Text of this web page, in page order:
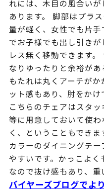
れには、木目の風合い
あります。 脚部はプラ
量が軽く、女性でも片
でお子様でも出し引き
レス無く移動できます
なりゆったりと余裕が
もたれは丸くアーチが
ット感もあり、肘をかけ
こちらのチェアはスタ
等に用意しておいて使
く、ということもでき
カラーのダイニングテ
やすいです。かっこよ
なので抜け感もあり、重
バイヤーズブログでよ